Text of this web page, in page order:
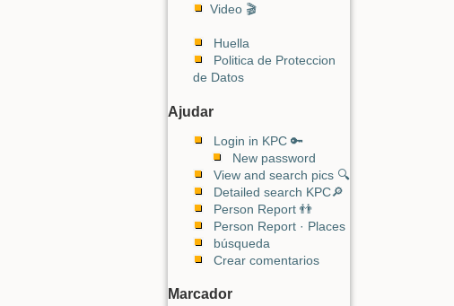
Video 🎬
Huella
Politica de Proteccion
de Datos
Ajudar
Login in KPC 🔑
New password
View and search pics 🔍
Detailed search KPC🔎
Person Report 👬
Person Report · Places
búsqueda
Crear comentarios
Marcador